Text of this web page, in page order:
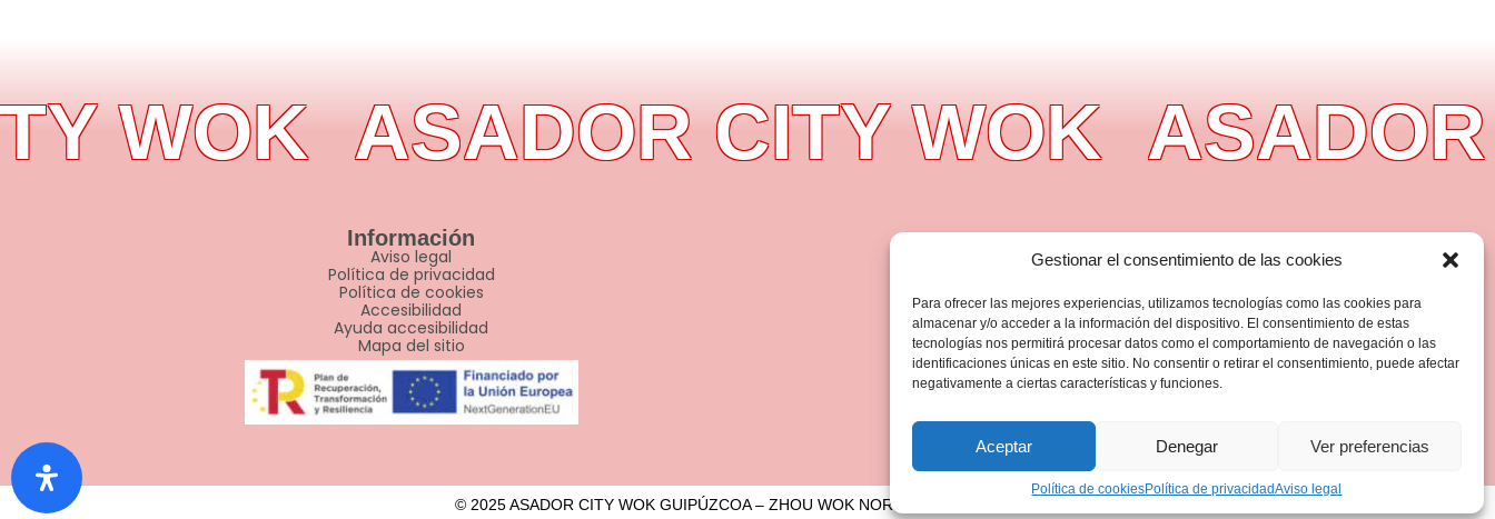
Gestionar el consentimiento de las cookies
Para ofrecer las mejores experiencias, utilizamos tecnologías como las cookies para
almacenar y/o acceder a la información del dispositivo. El consentimiento de estas
tecnologías nos permitirá procesar datos como el comportamiento de navegación o las
identificaciones únicas en este sitio. No consentir o retirar el consentimiento, puede afectar
negativamente a ciertas características y funciones.
Aceptar Denegar Ver preferencias
Política de cookiesPolítica de privacidadAviso legal
WOK ASADOR CITY WOK ASADOR
Información
Aviso legal
Política de privacidad
Política de cookies
Accesibilidad
Ayuda accesibilidad
Mapa del sitio
© 2025 ASADOR CITY WOK GUIPÚZCOA – ZHOU WOK NORTE SL – B-75139030